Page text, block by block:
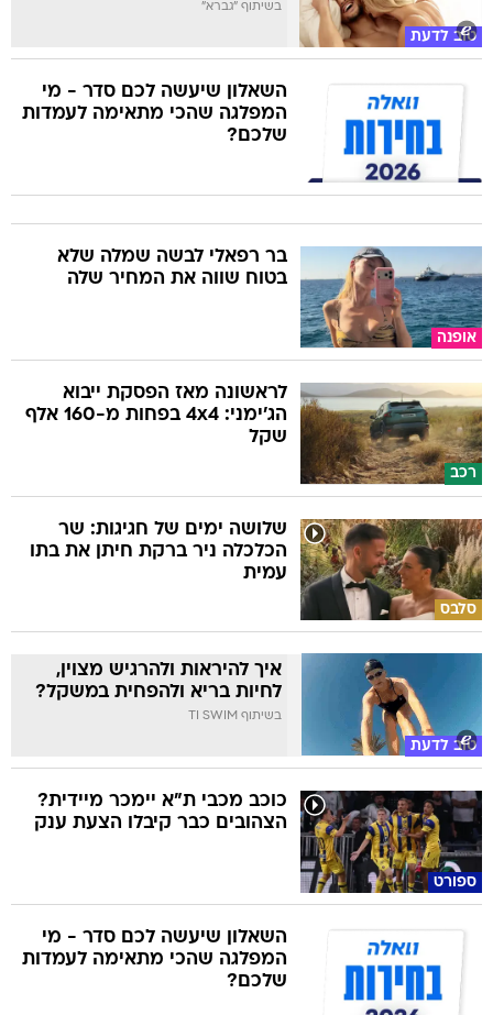
טוב לדעת
בשיתוף "גברא"
השאלון שיעשה לכם סדר - מי
המפלגה שהכי מתאימה לעמדות
שלכם?
אופנה
בר רפאלי לבשה שמלה שלא
בטוח שווה את המחיר שלה
רכב
לראשונה מאז הפסקת ייבוא
הג'ימני: 4x4 בפחות מ-160 אלף
שקל
סלבס
שלושה ימים של חגיגות: שר
הכלכלה ניר ברקת חיתן את בתו
עמית
טוב לדעת
איך להיראות ולהרגיש מצוין,
לחיות בריא ולהפחית במשקל?
בשיתוף TI SWIM
ספורט
כוכב מכבי ת"א יימכר מיידית?
הצהובים כבר קיבלו הצעת ענק
השאלון שיעשה לכם סדר - מי
המפלגה שהכי מתאימה לעמדות
שלכם?